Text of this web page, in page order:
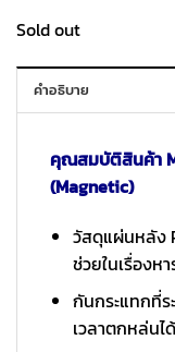
Sold out
คำอธิบาย
คุณสมบัติสินค้า
(Magnetic)
วัสดุแผ่นหลัง
ช่วยในเรื่องห
กันกระแทกที่ร
เวลาตกหล่นไ